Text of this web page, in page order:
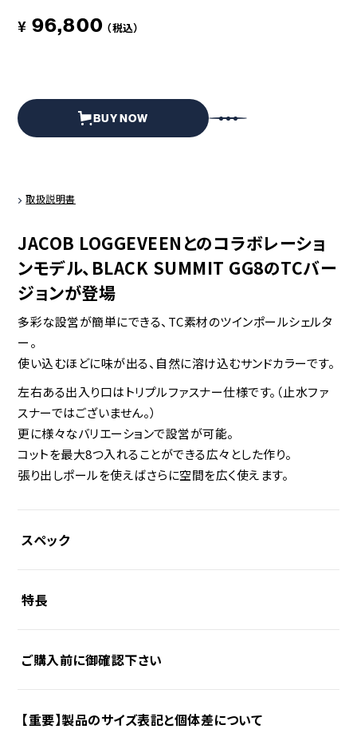
ABOUT US
INFORMATION CONTACT
¥ 96,800 （税込）
BUY NOW
取扱説明書
JACOB LOGGEVEENとのコラボレーショ
ンモデル、BLACK SUMMIT GG8のTCバー
ジョンが登場
多彩な設営が簡単にできる、TC素材のツインポールシェルタ
ー。
使い込むほどに味が出る、自然に溶け込むサンドカラーです。
左右ある出入り口はトリプルファスナー仕様です。（止水ファ
スナーではございません。）
更に様々なバリエーションで設営が可能。
コットを最大8つ入れることができる広々とした作り。
張り出しポールを使えばさらに空間を広く使えます。
スペック
素材
加工：表面撥水加工
〇ウェビングテープ類
特長
※写真はブラックサミットGG8です
ご購入前に御確認下さい
TCやコットンなど生地素材についてのご注意や、ご使用上
【重要】製品のサイズ表記と個体差について